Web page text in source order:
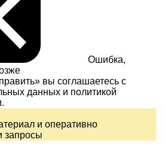
Ошибка,
вы соглашаетесь с
данных и политикой
и оперативно
запросы